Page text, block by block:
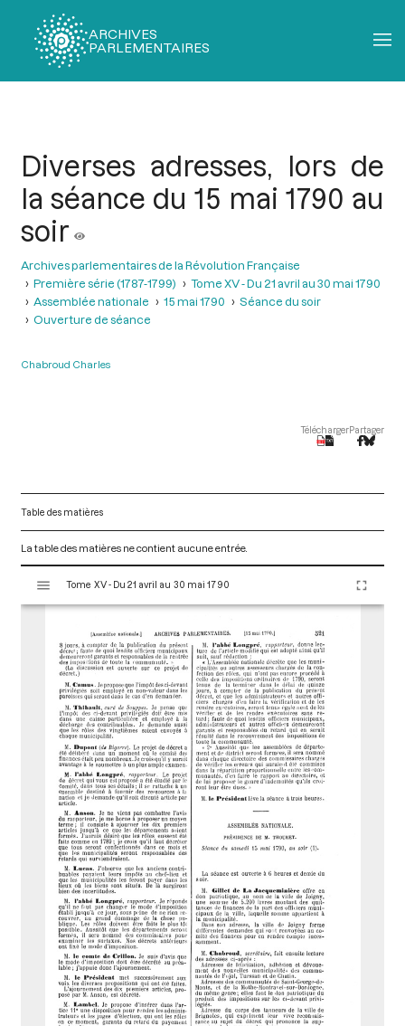
ARCHIVES
PARLEMENTAIRES
Diverses adresses, lors de
la séance du 15 mai 1790 au
soir
Archives parlementaires de la Révolution Française
Première série (1787-1799)
Tome XV - Du 21 avril au 30 mai 1790
Assemblée nationale
15 mai 1790
Séance du soir
Ouverture de séance
Chabroud Charles
TéléchargerPartager
Table des matières
La table des matières ne contient aucune entrée.
s
Tome XV - Du 21 avril au 30 mai 1790